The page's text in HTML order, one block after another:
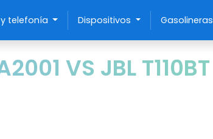
telefonía Dispositivos Gasolineras
VS JBL T110BT